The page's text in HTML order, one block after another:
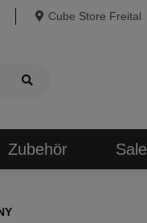
Cube Store Freital
Zubehör Sale